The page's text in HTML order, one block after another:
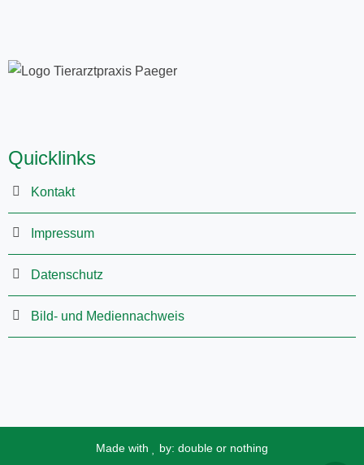
Quicklinks
Kontakt
Impressum
Datenschutz
Bild- und Mediennachweis
Made with by: double or nothing